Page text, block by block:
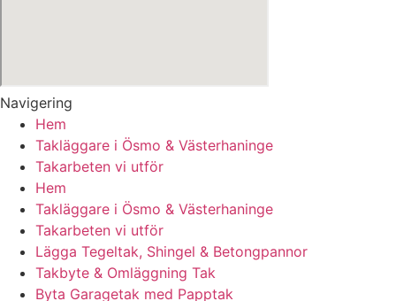
Navigering
Hem
Takläggare i Ösmo & Västerhaninge
Takarbeten vi utför
Hem
Takläggare i Ösmo & Västerhaninge
Takarbeten vi utför
Lägga Tegeltak, Shingel & Betongpannor
Takbyte & Omläggning Tak
Byta Garagetak med Papptak